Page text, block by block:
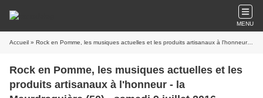
MENU
Accueil » Rock en Pomme, les musiques actuelles et les produits artisanaux à l'honneur - la Meurdraquière (50) - samedi 9 juillet 2016
Rock en Pomme, les musiques actuelles et les
produits artisanaux à l'honneur - la